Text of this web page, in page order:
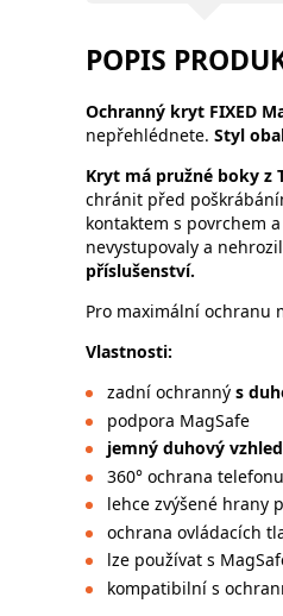
POPIS
Ochranný kryt FIXED
nepřehlédnete. Styl
Kryt má pružné boky z
chránit před
kontaktem s povrchem
nevystupovaly a
příslušenství.
Pro maximální ochranu
Vlastnosti:
zadní ochrannýs
podpora MagSafe
jemný duhový vzhled
360° ochrana
lehce zvýšené hrany
ochrana ovládacích
lze používat s
kompatibilní s